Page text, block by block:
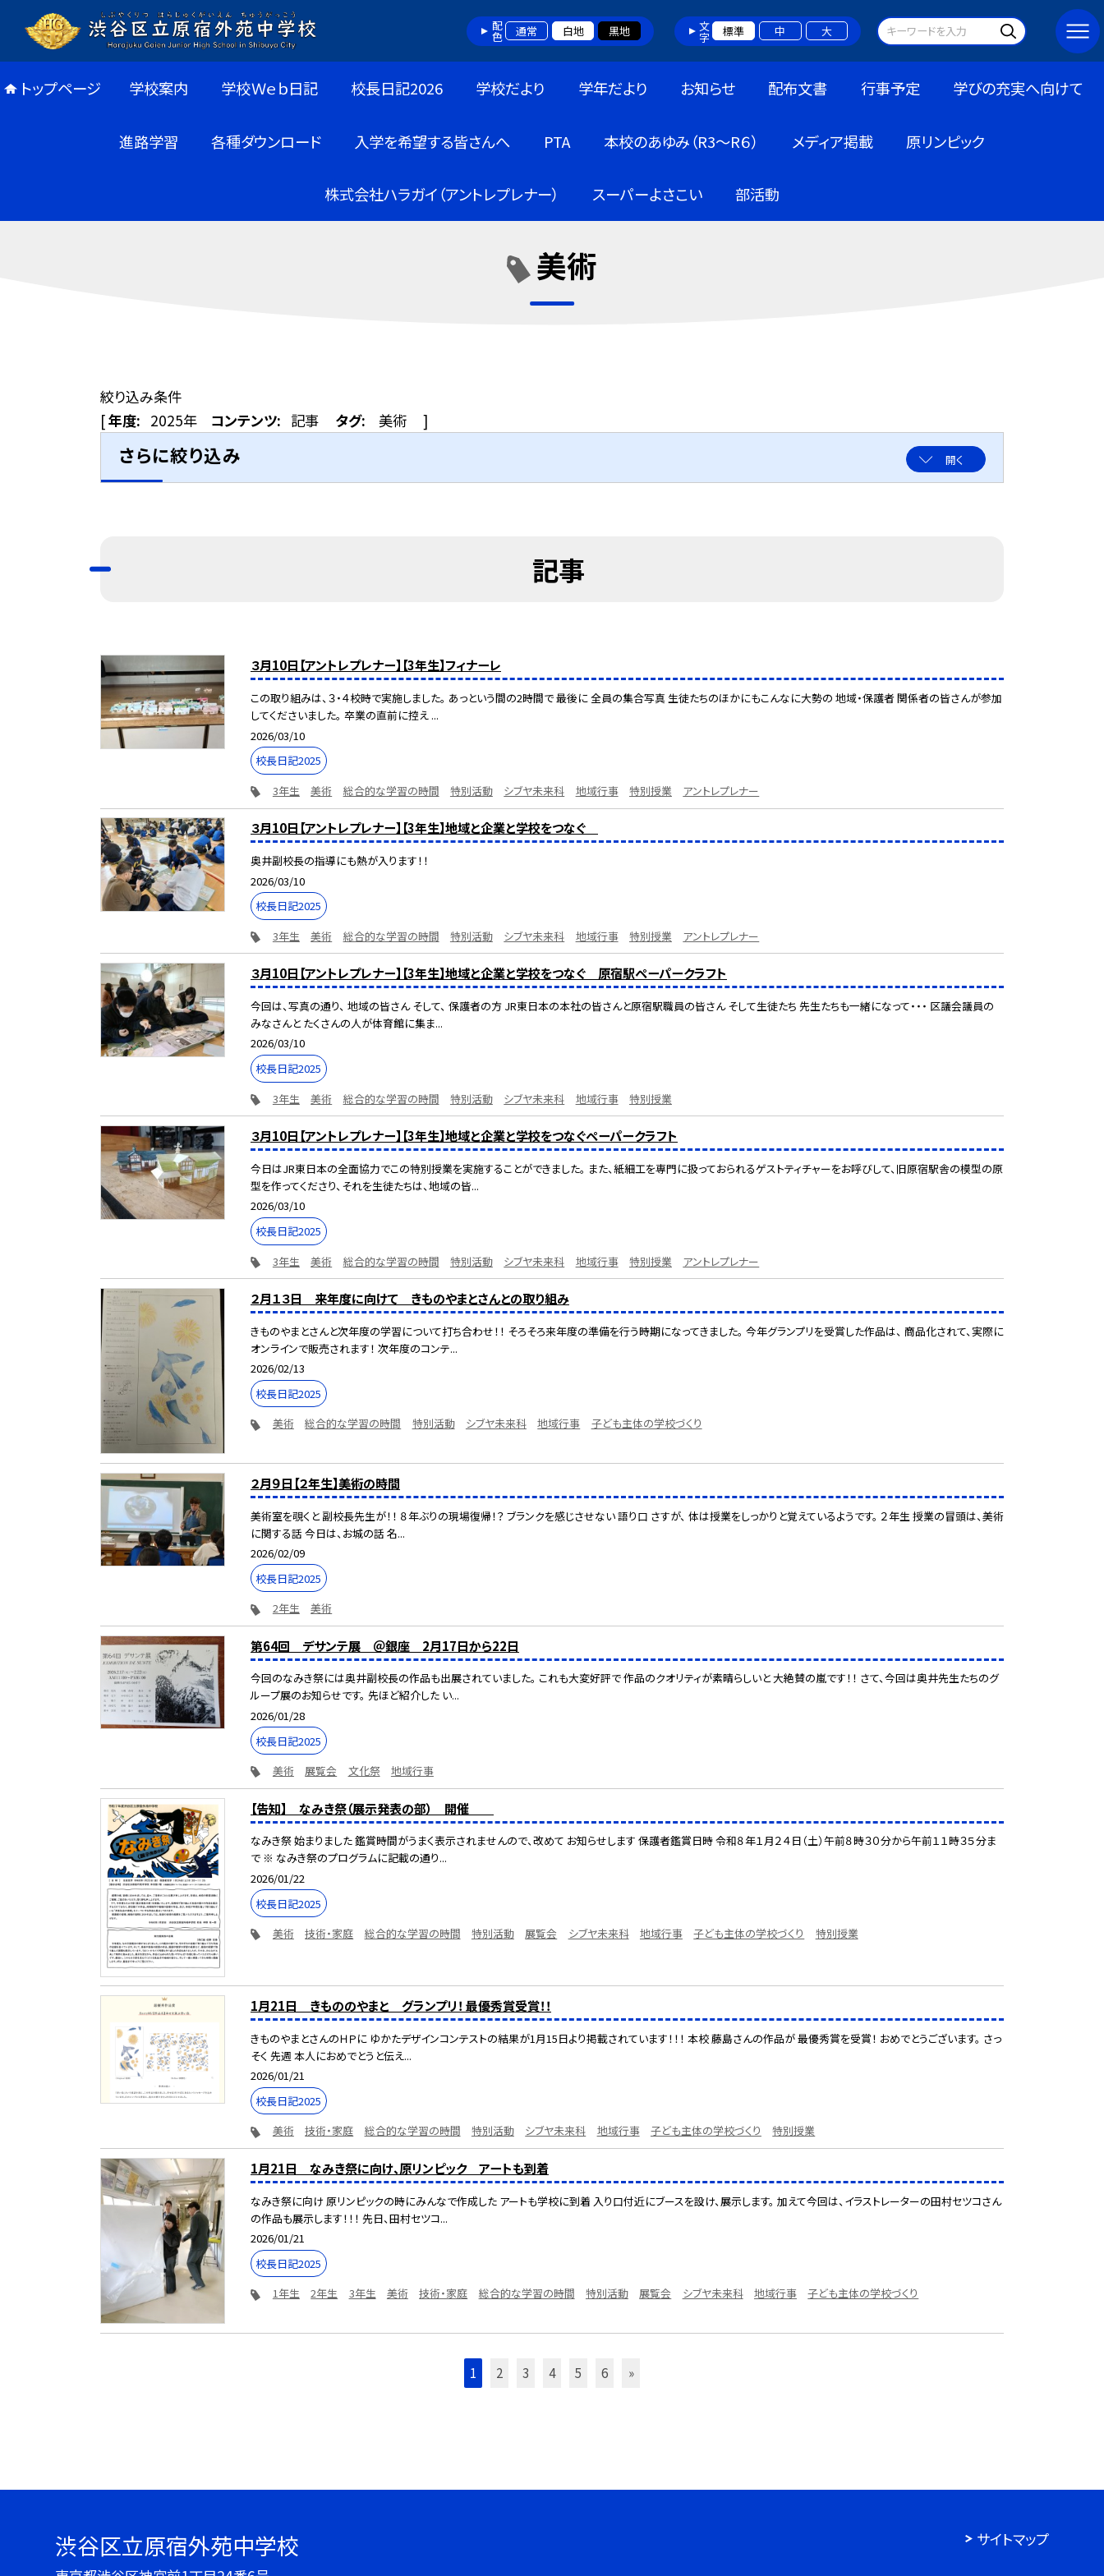
配色 通常 白地 黒地 文字 標準 中 大
トップページ 学校案内 学校Ｗｅｂ日記 校長日記2026 学校だより 学年だより お知らせ 配布文書 行事予定 学びの充実へ向けて
進路学習 各種ダウンロード 入学を希望する皆さんへ PTA 本校のあゆみ（R3～R６） メディア掲載 原リンピック
株式会社ハラガイ（アントレプレナー） スーパーよさこい 部活動
美術
絞り込み条件
[年度: 2025年 コンテンツ: 記事 タグ: 美術 ]
さらに絞り込み 開く
記事
３月10日【アントレプレナー】【3年生】フィナーレ
この取り組みは、３・４校時で実施しました。 あっという間の2時間で 最後に 全員の集合写真 生徒たちのほかにもこんなに大勢の 地域・保護者 関係者の皆さんが参加
してくださいました。 卒業の直前に控え ...
2026/03/10
校長日記2025
3年生
美術 総合的な学習の時間 特別活動 シブヤ未来科 地域行事 特別授業 アントレプレナー
３月10日【アントレプレナー】【3年生】地域と企業と学校をつなぐ
奥井副校長の指導にも熱が入ります！！
2026/03/10
校長日記2025
3年生
美術 総合的な学習の時間 特別活動 シブヤ未来科 地域行事 特別授業 アントレプレナー
３月10日【アントレプレナー】【3年生】地域と企業と学校をつなぐ 原宿駅ペーパークラフト
今回は、写真の通り、 地域の皆さん そして、 保護者の方 JR東日本の本社の皆さんと原宿駅職員の皆さん そして生徒たち 先生たちも一緒になって・・・ 区議会議員の
みなさんと たくさんの人が体育館に集ま...
2026/03/10
校長日記2025
3年生
美術 総合的な学習の時間 特別活動 シブヤ未来科 地域行事 特別授業
３月10日【アントレプレナー】【3年生】地域と企業と学校をつなぐペーパークラフト
今日はJR東日本の全面協力でこの特別授業を実施することができました。 また、紙細工を専門に扱っておられるゲストティチャーをお呼びして、旧原宿駅舎の模型の原
型を作ってくださり、それを生徒たちは、地域の皆...
2026/03/10
校長日記2025
3年生
美術 総合的な学習の時間 特別活動 シブヤ未来科 地域行事 特別授業 アントレプレナー
２月１３日 来年度に向けて きものやまとさんとの取り組み
きものやまとさんと次年度の学習について打ち合わせ！！ そろそろ来年度の準備を行う時期になってきました。 今年グランプリを受賞した作品は、 商品化されて、実際に
オンラインで販売されます！ 次年度のコンテ...
2026/02/13
校長日記2025
美術
総合的な学習の時間 特別活動 シブヤ未来科 地域行事 子ども主体の学校づくり
２月９日【２年生】美術の時間
美術室を覗くと 副校長先生が！！ ８年ぶりの現場復帰！？ ブランクを感じさせない 語り口 さすが、 体は授業をしっかりと覚えているようです。 ２年生 授業の冒頭は、美術
に関する話 今日は、お城の話 名...
2026/02/09
校長日記2025
2年生
美術
第64回 デサンテ展 ＠銀座 2月17日から22日
今回のなみき祭には奥井副校長の作品も出展されていました。 これも大変好評で 作品のクオリティが素晴らしいと 大絶賛の嵐です！！ さて、今回は奥井先生たちのグ
ループ展のお知らせです。 先ほど紹介した い...
2026/01/28
校長日記2025
美術
展覧会 文化祭 地域行事
【告知】 なみき祭（展示発表の部） 開催
なみき祭 始まりました 鑑賞時間がうまく表示されませんので、改めて お知らせします 保護者鑑賞日時 令和８年１月２４日（土）午前８時３０分から午前１１時３５分ま
で ※ なみき祭のプログラムに記載の通り...
2026/01/22
校長日記2025
美術
技術・家庭 総合的な学習の時間 特別活動 展覧会 シブヤ未来科 地域行事 子ども主体の学校づくり 特別授業
1月21日 きもののやまと グランプリ！ 最優秀賞受賞！！
きものやまとさんのＨＰに ゆかたデザインコンテストの結果が1月15日より掲載されています！！！ 本校 藤島さんの作品が 最優秀賞を受賞！ おめでとうございます。 さっ
そく 先週 本人におめでとうと伝え...
2026/01/21
校長日記2025
美術
技術・家庭 総合的な学習の時間 特別活動 シブヤ未来科 地域行事 子ども主体の学校づくり 特別授業
1月21日 なみき祭に向け、原リンピック アートも到着
なみき祭に向け 原リンピックの時にみんなで作成した アートも学校に到着 入り口付近にブースを設け、展示します。 加えて今回は、イラストレーターの田村セツコさん
の作品も展示します！！！ 先日、田村セツコ...
2026/01/21
校長日記2025
1年生
2年生 3年生 美術 技術・家庭 総合的な学習の時間 特別活動 展覧会 シブヤ未来科 地域行事 子ども主体の学校づくり
1 2 3 4 5 6 »
渋谷区立原宿外苑中学校 サイトマップ